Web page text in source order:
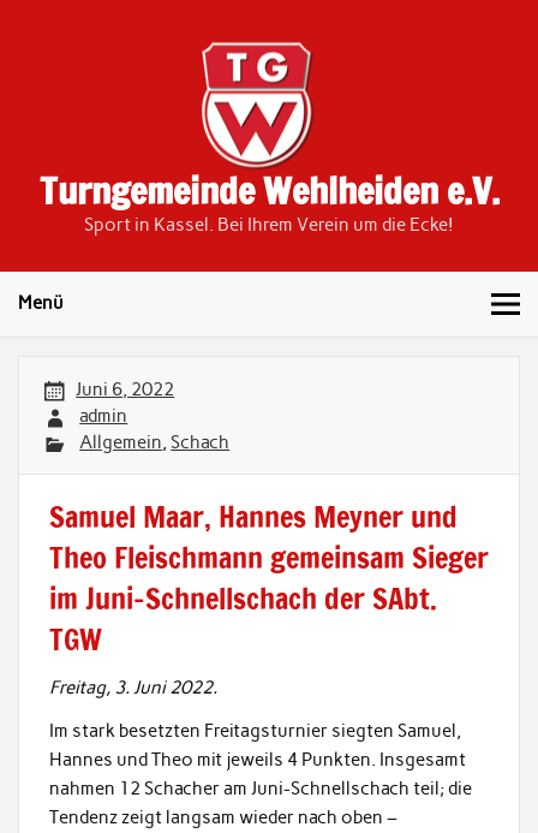
Turngemeinde Wehlheiden e.V.
Sport in Kassel. Bei Ihrem Verein um die Ecke!
Menü
Juni 6, 2022
admin
Allgemein,Schach
Samuel Maar, Hannes Meyner und
Theo Fleischmann gemeinsam Sieger
im Juni-Schnellschach der SAbt.
TGW
Freitag, 3. Juni 2022.
Im stark besetzten Freitagsturnier siegten Samuel,
Hannes und Theo mit jeweils 4 Punkten. Insgesamt
nahmen 12 Schacher am Juni-Schnellschach teil; die
Tendenz zeigt langsam wieder nach oben –